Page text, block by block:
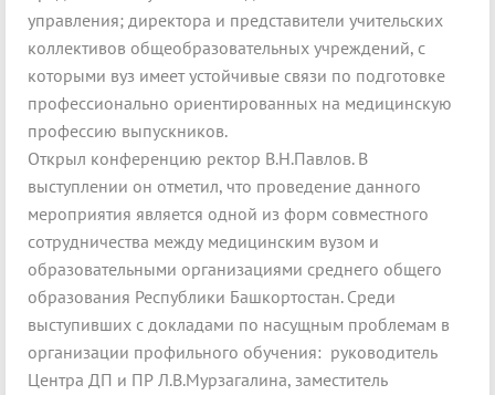
управления; директора и представители учительских
коллективов общеобразовательных учреждений, с
которыми вуз имеет устойчивые связи по подготовке
профессионально ориентированных на медицинскую
профессию выпускников.
Открыл конференцию ректор В.Н.Павлов. В
выступлении он отметил, что проведение данного
мероприятия является одной из форм совместного
сотрудничества между медицинским вузом и
образовательными организациями среднего общего
образования Республики Башкортостан. Среди
выступивших с докладами по насущным проблемам в
организации профильного обучения: руководитель
Центра ДП и ПР Л.В.Мурзагалина, заместитель